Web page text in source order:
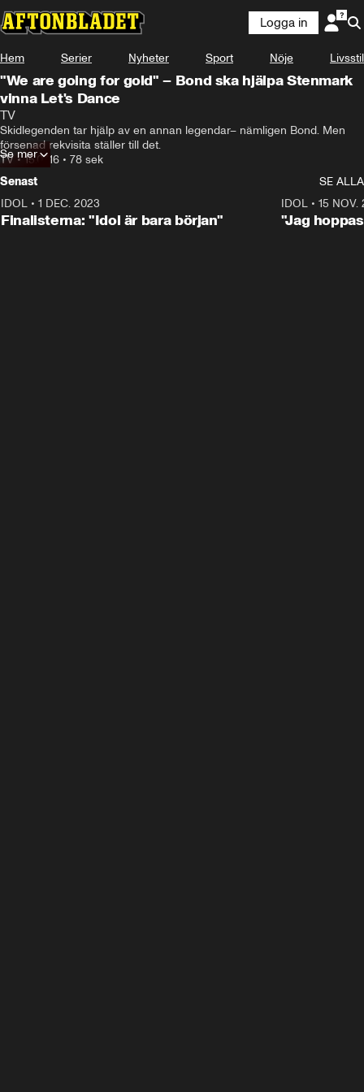
Logga in
Hem Serier Nyheter Sport Nöje Livsstil
"We are going for gold" – Bond ska hjälpa Stenmark
vinna Let's Dance
TV
Skidlegenden tar hjälp av en annan legendar– nämligen Bond. Men
försenad rekvisita ställer till det.
TV •15.07.16 • 78 sek
Se mer
Senast
SE ALLA
IDOL • 1 DEC. 2023
Finalisterna: "Idol är bara början"
IDOL• 15 NOV.
"Jag